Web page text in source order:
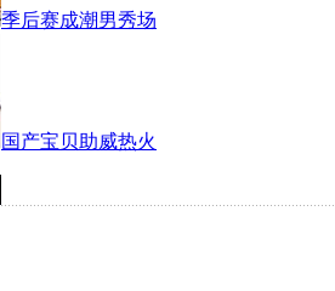
季后赛成潮男秀场
国产宝贝助威热火